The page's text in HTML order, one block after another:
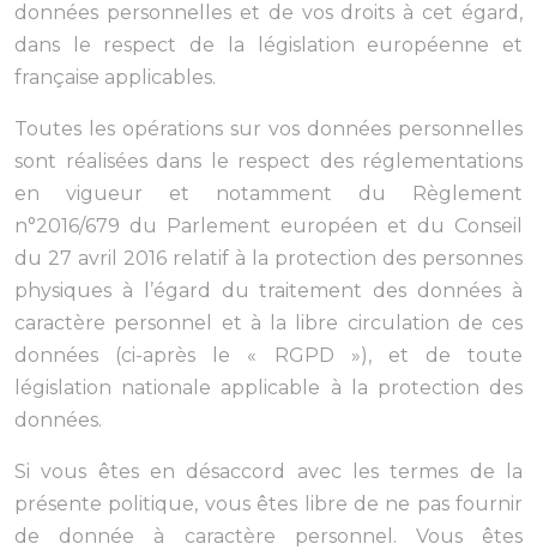
données personnelles et de vos droits à cet égard,
dans le respect de la législation européenne et
française applicables.
Toutes les opérations sur vos données personnelles
sont réalisées dans le respect des réglementations
en vigueur et notamment du Règlement
n°2016/679 du Parlement européen et du Conseil
du 27 avril 2016 relatif à la protection des personnes
physiques à l’égard du traitement des données à
caractère personnel et à la libre circulation de ces
données (ci-après le « RGPD »), et de toute
législation nationale applicable à la protection des
données.
Si vous êtes en désaccord avec les termes de la
présente politique, vous êtes libre de ne pas fournir
de donnée à caractère personnel. Vous êtes